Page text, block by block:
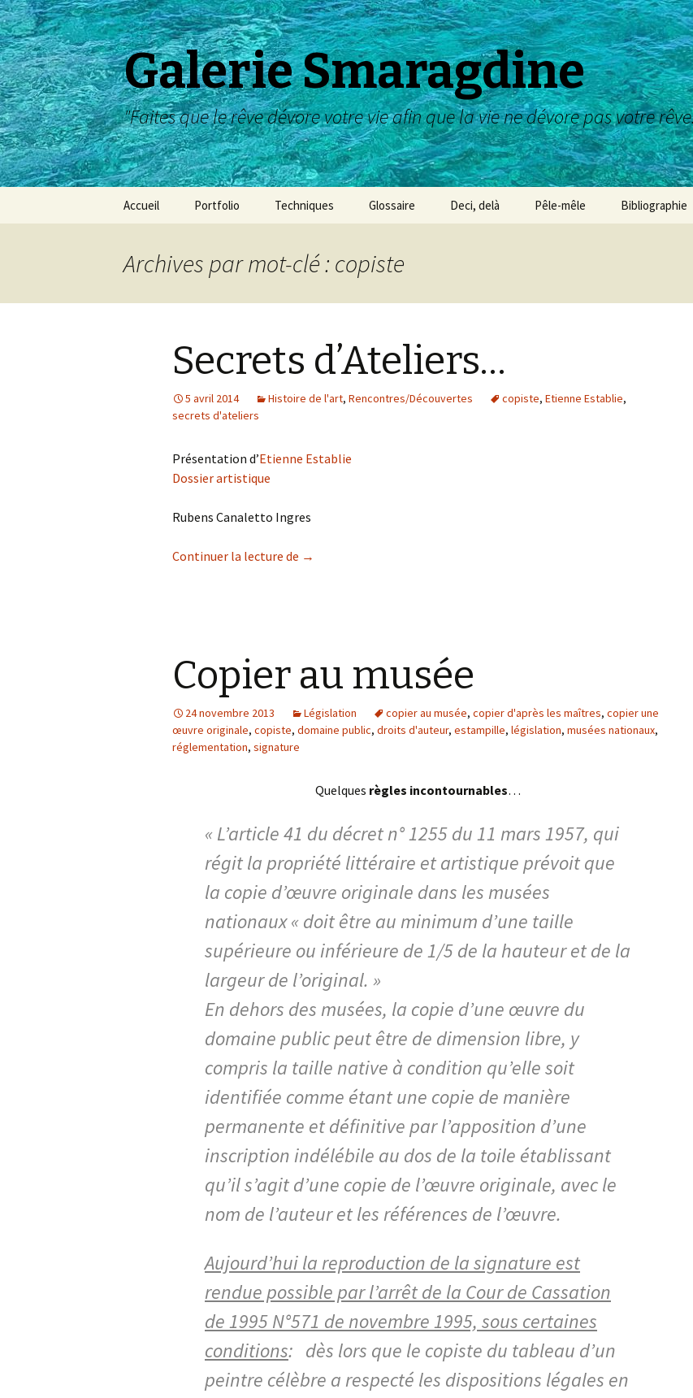
Galerie Smaragdine
"Faites que le rêve dévore votre vie afin que la vie ne dévore pas votre
Accueil Portfolio
Album Peinture
Travaux pratiques :
dessin ou peinture
À petits pas
Techniques Glossaire Deci, delà Pêle-mêle
peinture
d’autrefois
Bibliographie
Archives par mot-clé : copiste
Secrets d’Ateliers…
5 avril 2014 Histoire de l'art, Rencontres/Découvertes copiste, Etienne Establie,
secrets d'ateliers
Présentation d’Etienne Establie
Dossier artistique
Rubens Canaletto Ingres
Continuer la lecture de Secrets d’Ateliers…
→
Copier au musée
24 novembre 2013 Législation copier au musée, copier d'après les maîtres, copier une
œuvre originale, copiste, domaine public, droits d'auteur, estampille, législation, musées nationaux,
réglementation, signature
Quelques règles incontournables…
« L’article 41 du décret n° 1255 du 11 mars 1957, qui
régit la propriété littéraire et artistique prévoit que
la copie d’œuvre originale dans les musées
nationaux « doit être au minimum d’une taille
supérieure ou inférieure de 1/5 de la hauteur et de la
largeur de l’original. »
En dehors des musées, la copie d’une œuvre du
domaine public peut être de dimension libre, y
compris la taille native à condition qu’elle soit
identifiée comme étant une copie de manière
permanente et définitive par l’apposition d’une
inscription indélébile au dos de la toile établissant
qu’il s’agit d’une copie de l’œuvre originale, avec le
nom de l’auteur et les références de l’œuvre.
Aujourd’hui la reproduction de la signature est
rendue possible par l’arrêt de la Cour de Cassation
de 1995 N°571 de novembre 1995, sous certaines
conditions: dès lors que le copiste du tableau d’un
peintre célèbre a respecté les dispositions légales en